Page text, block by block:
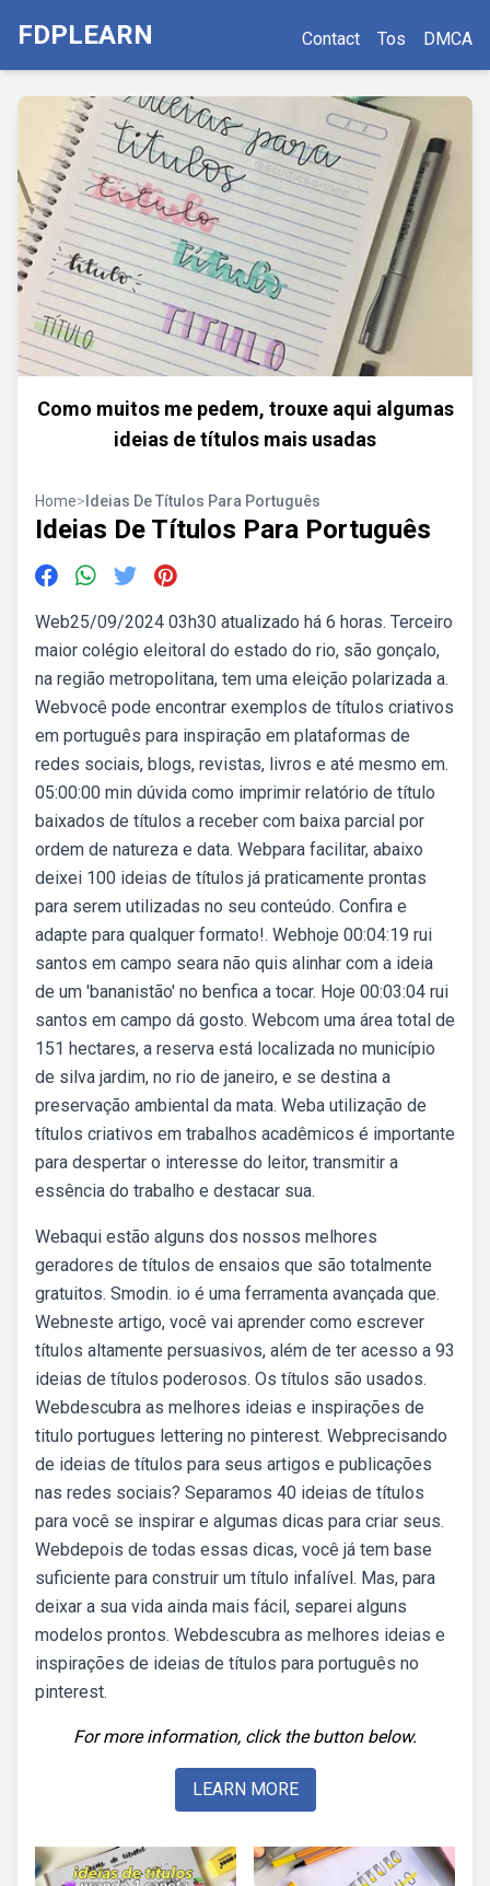
FDPLEARN Contact Tos DMCA
Como muitos me pedem, trouxe aqui algumas
ideias de títulos mais usadas
Home> Ideias De Títulos Para Português
Ideias De Títulos Para Português
Web25/09/2024 03h30 atualizado há 6 horas. Terceiro
maior colégio eleitoral do estado do rio, são gonçalo,
na região metropolitana, tem uma eleição polarizada a.
Webvocê pode encontrar exemplos de títulos criativos
em português para inspiração em plataformas de
redes sociais, blogs, revistas, livros e até mesmo em.
05:00:00 min dúvida como imprimir relatório de título
baixados de títulos a receber com baixa parcial por
ordem de natureza e data. Webpara facilitar, abaixo
deixei 100 ideias de títulos já praticamente prontas
para serem utilizadas no seu conteúdo. Confira e
adapte para qualquer formato!. Webhoje 00:04:19 rui
santos em campo seara não quis alinhar com a ideia
de um 'bananistão' no benfica a tocar. Hoje 00:03:04 rui
santos em campo dá gosto. Webcom uma área total de
151 hectares, a reserva está localizada no município
de silva jardim, no rio de janeiro, e se destina a
preservação ambiental da mata. Weba utilização de
títulos criativos em trabalhos acadêmicos é importante
para despertar o interesse do leitor, transmitir a
essência do trabalho e destacar sua.
Webaqui estão alguns dos nossos melhores
geradores de títulos de ensaios que são totalmente
gratuitos. Smodin. io é uma ferramenta avançada que.
Webneste artigo, você vai aprender como escrever
títulos altamente persuasivos, além de ter acesso a 93
ideias de títulos poderosos. Os títulos são usados.
Webdescubra as melhores ideias e inspirações de
titulo portugues lettering no pinterest. Webprecisando
de ideias de títulos para seus artigos e publicações
nas redes sociais? Separamos 40 ideias de títulos
para você se inspirar e algumas dicas para criar seus.
Webdepois de todas essas dicas, você já tem base
suficiente para construir um título infalível. Mas, para
deixar a sua vida ainda mais fácil, separei alguns
modelos prontos. Webdescubra as melhores ideias e
inspirações de ideias de títulos para português no
pinterest.
For more information, click the button below.
LEARN MORE